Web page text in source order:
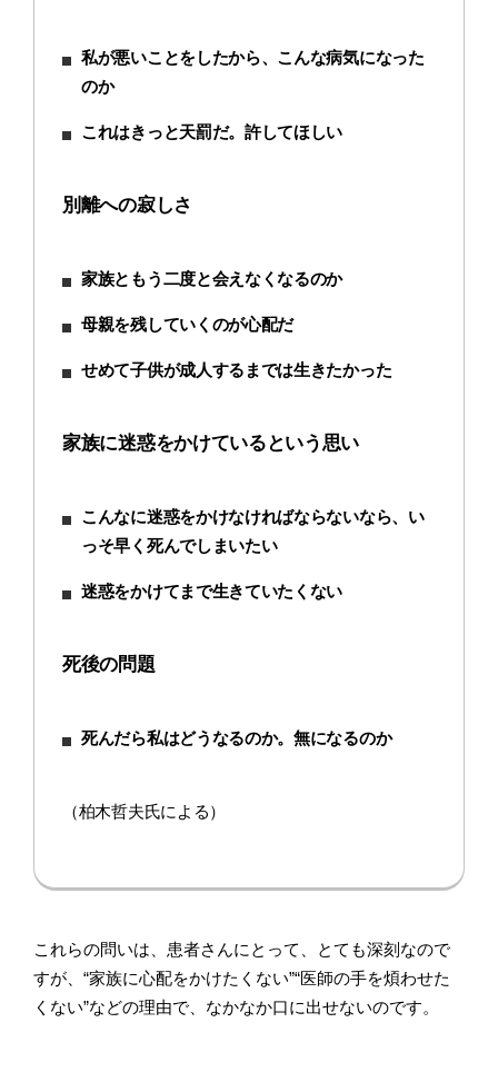
私が悪いことをしたから、こんな病気になった
のか
これはきっと天罰だ。許してほしい
別離への寂しさ
家族ともう二度と会えなくなるのか
母親を残していくのが心配だ
せめて子供が成人するまでは生きたかった
家族に迷惑をかけているという思い
こんなに迷惑をかけなければならないなら、い
っそ早く死んでしまいたい
迷惑をかけてまで生きていたくない
死後の問題
死んだら私はどうなるのか。無になるのか
（柏木哲夫氏による）
これらの問いは、患者さんにとって、とても深刻なので
すが、“家族に心配をかけたくない”“医師の手を煩わせた
くない”などの理由で、なかなか口に出せないのです。